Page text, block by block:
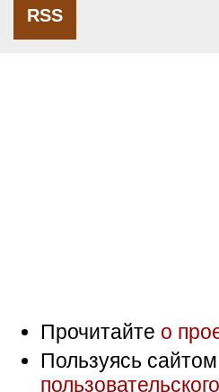
RSS
Прочитайте о
Пользуясь